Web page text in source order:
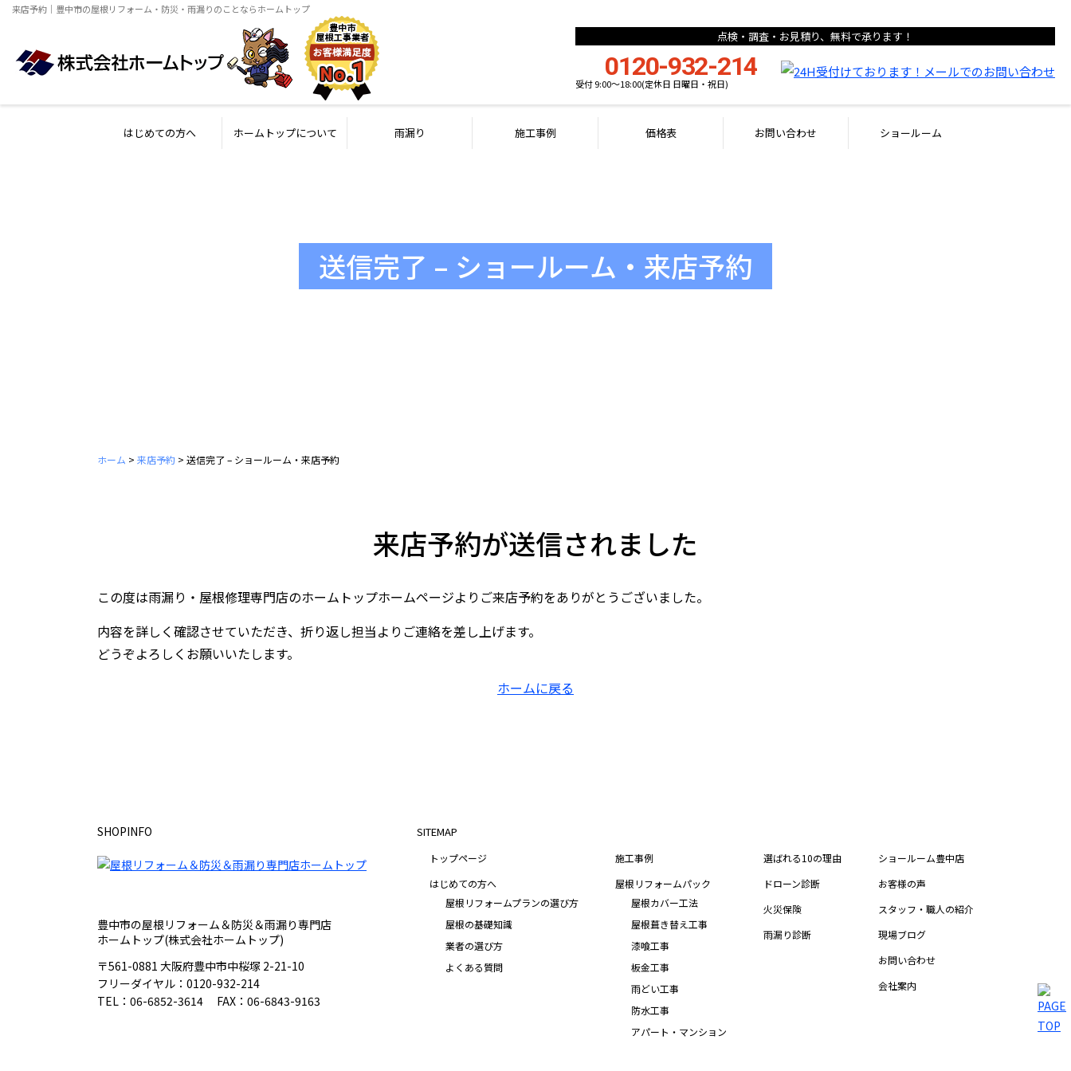
来店予約｜豊中市の屋根リフォーム・防災・雨漏りのことならホームトップ
点検・調査・お見積り、無料で承ります！
0120-932-214
受付 9:00〜18:00(定休日 日曜日・祝日)
はじめての方へ ホームトップについて 雨漏り 施工事例 価格表 お問い合わせ ショールーム
送信完了 – ショールーム・来店予約
ホーム > 来店予約 > 送信完了 – ショールーム・来店予約
来店予約が送信されました
この度は雨漏り・屋根修理専門店のホームトップホームページよりご来店予約をありがとうございました。
内容を詳しく確認させていただき、折り返し担当よりご連絡を差し上げます。
どうぞよろしくお願いいたします。
ホームに戻る
SHOPINFO
豊中市の屋根リフォーム＆防災＆雨漏り専門店
ホームトップ(株式会社ホームトップ)
〒561-0881 大阪府豊中市中桜塚 2-21-10
フリーダイヤル： 0120-932-214
TEL： 06-6852-3614 FAX：06-6843-9163
SITEMAP
トップページ
はじめての方へ
屋根リフォームプランの選び方
屋根の基礎知識
業者の選び方
よくある質問
施工事例
屋根リフォームパック
屋根カバー工法
屋根葺き替え工事
漆喰工事
板金工事
雨どい工事
防水工事
アパート・マンション
選ばれる10の理由
ドローン診断
火災保険
雨漏り診断
ショールーム豊中店
お客様の声
スタッフ・職人の紹介
現場ブログ
お問い合わせ
会社案内